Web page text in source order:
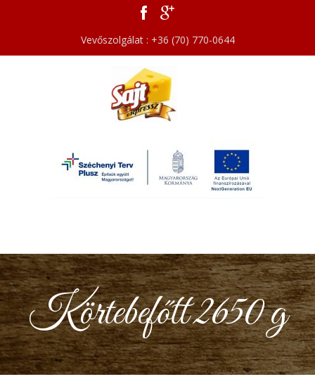
Vevőszolgálat : +36 (70) 770-0644
Körtebefőtt 2650 g